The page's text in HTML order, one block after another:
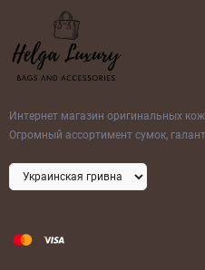
Интернет магазин оригинальных
Огромный ассортимент сумок,